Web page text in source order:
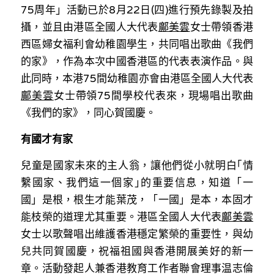
KOL 精選
大衛sir專欄
曾子晴 - 晴深直說
龔靜儀大律師專欄
陳貴春大律師專欄
羅浚軒專欄
溫志倫專欄
汪明欣專欄
張美雄專欄
75周年」活動已於8月22日(四)進行預先錄製及拍
攝，並且由港區全國人大代表鄺美雲女士帶領香港
西區婦女福利會幼稚園學生，共同唱出歌曲《我們
的家》，作為本次中國香港區的代表表演作品。與
此同時，本港75間幼稚園亦會由港區全國人大代表
鄺美雲女士帶領75間學校代表來，現場唱出歌曲
《我們的家》，同心賀國慶。
有國才有家
兒童是國家未來的主人翁，讓他們從小就明白｢情
繫國家、我們這一個家｣的重要信息，知道「一
國」是根，根生才能葉茂，「一國」是本，本固才
能枝榮的道理尤其重要。港區全國人大代表鄺美雲
女士以歌聲唱出維護香港穩定繁榮的重要性，與幼
兒共同賀國慶，祝福祖國與香港開展美好的新一
章。活動發起人兼香港教育工作者聯會理事温志倫